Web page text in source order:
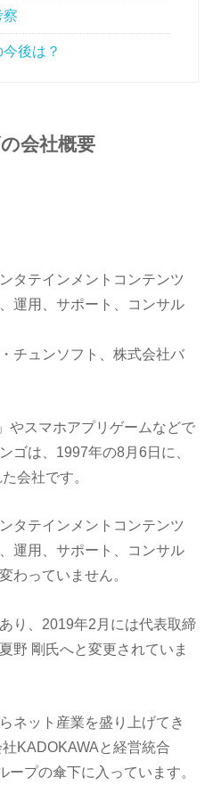
察
後は？
会社概要
タテインメントコンテンツ
運用、サポート、コンサル
チュンソフト、株式会社バ
やスマホアプリゲームなどで
ゴは、1997年の8月6日に、
会社です。
タテインメントコンテンツ
運用、サポート、コンサル
わっていません。
り、2019年2月には代表取締
野 剛氏へと変更されていま
ネット産業を盛り上げてき
KADOKAWAと経営統合
ープの傘下に入っています。